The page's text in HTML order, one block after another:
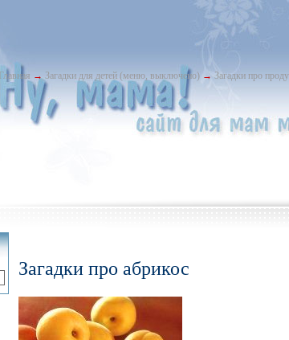
Главная → Загадки для детей (меню, выключено) → Загадки про
Загадки про абрикос